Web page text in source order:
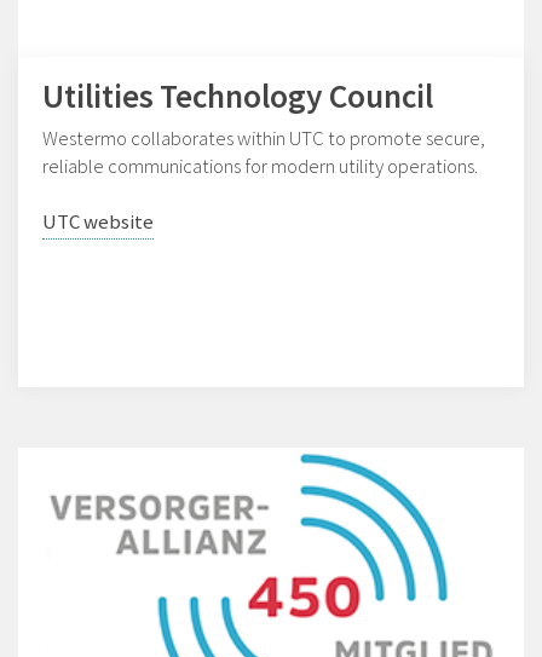
Utilities Technology Council
Westermo collaborates within UTC to promote secure,
reliable communications for modern utility operations.
UTC website